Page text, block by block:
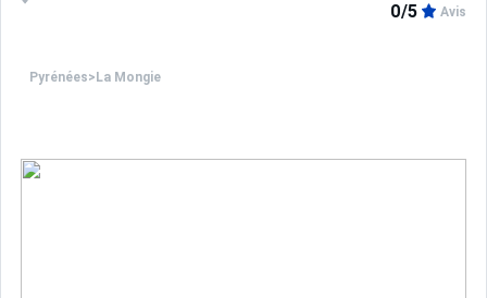
Pyrénées> La Mongie
0/5 Avis